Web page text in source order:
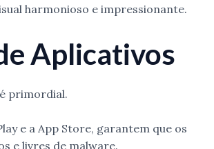
harmonioso e impressionante.
Aplicativos
primordial.
e a App Store, garantem que os
e livres de malware.